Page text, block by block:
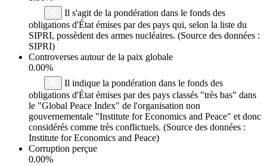
Il s'agit de la pondération dans le fonds des
obligations d'État émises par des pays qui, selon la liste du
SIPRI, possèdent des armes nucléaires. (Source des données :
SIPRI)
Controverses autour de la paix globale
0.00%
Il indique la pondération dans le fonds des
obligations d'État émises par des pays classés "très bas" dans
le "Global Peace Index" de l'organisation non
gouvernementale "Institute for Economics and Peace" et donc
considérés comme très conflictuels. (Source des données :
Institute for Economics and Peace)
Corruption perçue
0.00%